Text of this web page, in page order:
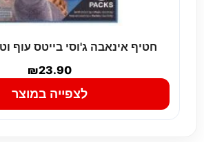
חטיף אינאבה ג'וסי בייטס עוף וטונה
₪23.90
לצפייה במוצר